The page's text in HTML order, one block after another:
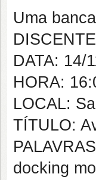
Uma
DATA: 14/
HORA:
LOCAL:
TÍTULO:
docking